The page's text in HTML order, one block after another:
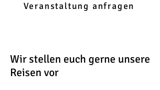
Veranstaltung anfragen
Wir stellen euch gerne unsere
Reisen vor